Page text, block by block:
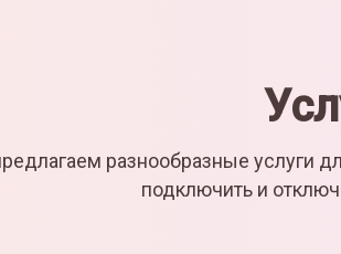
разнообразные услуги
подключить и